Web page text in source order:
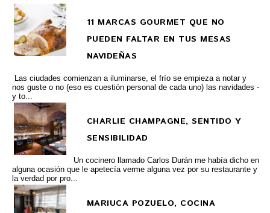
11 MARCAS GOURMET QUE NO
PUEDEN FALTAR EN TUS MESAS
NAVIDEÑAS
Las ciudades comienzan a iluminarse, el frío se empieza a notar y
nos guste o no (eso es cuestión personal de cada uno) las navidades -
y to...
CHARLIE CHAMPAGNE, SENTIDO Y
SENSIBILIDAD
Un cocinero llamado Carlos Durán me había dicho en
alguna ocasión que le apetecía verme alguna vez por su restaurante y
la verdad por pro...
MARIUCA POZUELO, COCINA